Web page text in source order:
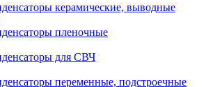
керамические, выводные
пленочные
для СВЧ
переменные, подстроечные